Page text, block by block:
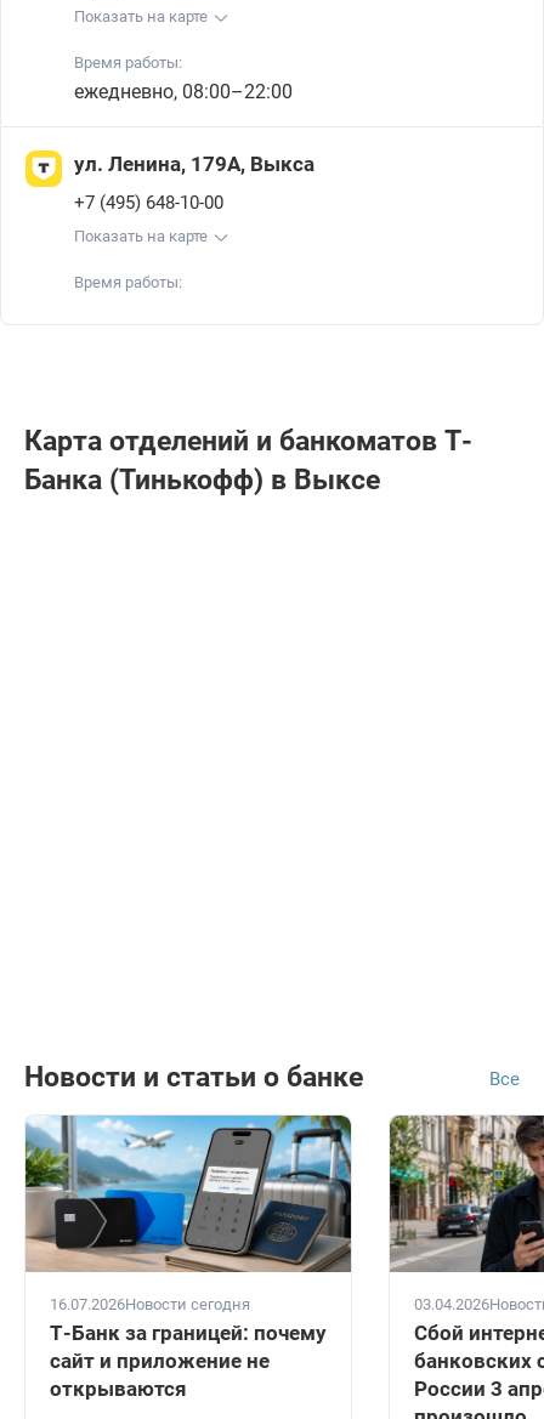
Показать на карте
Время работы:
ежедневно, 08:00–22:00
ул. Ленина, 179А, Выкса
+7 (495) 648-10-00
Показать на карте
Время работы:
Карта отделений и банкоматов Т-
Банкa (Тинькофф) в Выксе
Новости и статьи о банке Все
16.07.2026Новости сегодня
Т-Банк за границей: почему
сайт и приложение не
открываются
03.04.2026
Сбой
банковских
России 3